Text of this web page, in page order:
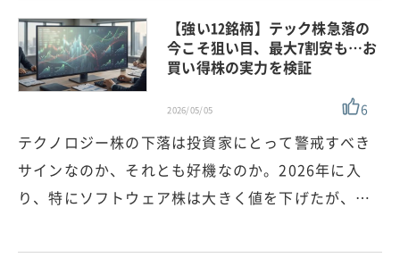
【強い12銘柄】テック株急落の
今こそ狙い目、最大7割安も…お
買い得株の実力を検証
2026/05/05 6
テクノロジー株の下落は投資家にとって警戒すべき
サインなのか、それとも好機なのか。2026年に入
り、特にソフトウェア株は大きく値を下げたが、…